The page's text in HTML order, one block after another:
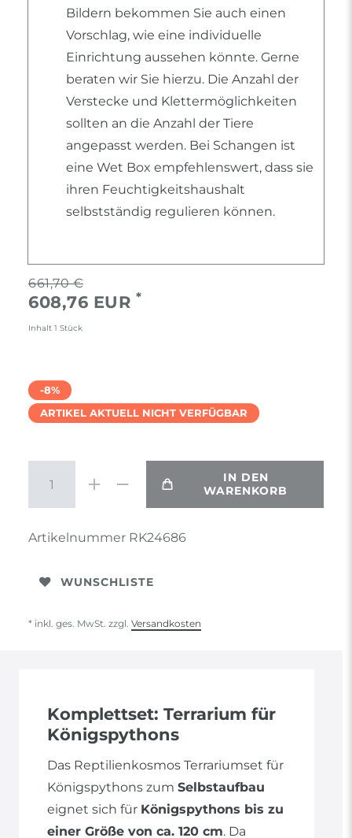
Bildern bekommen Sie auch einen
Vorschlag, wie eine individuelle
Einrichtung aussehen könnte. Gerne
beraten wir Sie hierzu. Die Anzahl der
Verstecke und Klettermöglichkeiten
sollten an die Anzahl der Tiere
angepasst werden. Bei Schangen ist
eine Wet Box empfehlenswert, dass sie
ihren Feuchtigkeitshaushalt
selbstständig regulieren können.
661,70 €
608,76 EUR *
Inhalt 1 Stück
-8%
ARTIKEL AKTUELL NICHT VERFÜGBAR
IN DEN
WARENKORB
Artikelnummer RK24686
WUNSCHLISTE
* inkl. ges. MwSt. zzgl. Versandkosten
Komplettset: Terrarium für
Königspythons
Das Reptilienkosmos Terrariumset für
Königspythons zum Selbstaufbau
eignet sich für Königspythons bis zu
einer Größe von ca. 120 cm. Da